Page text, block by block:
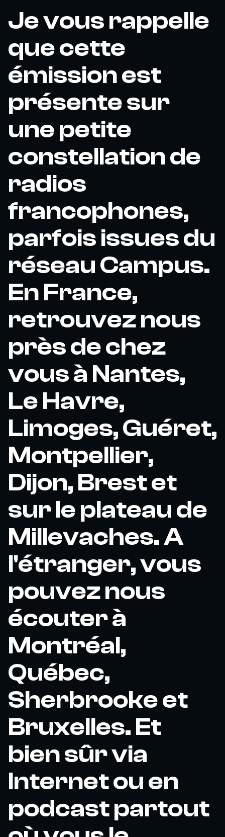
Je vous rappelle
que cette
émission est
présente sur
une petite
constellation de
radios
francophones,
parfois issues du
réseau Campus.
En France,
retrouvez nous
près de chez
vous à Nantes,
Le Havre,
Limoges, Guéret,
Montpellier,
Dijon, Brest et
sur le plateau de
Millevaches. A
l'étranger, vous
pouvez nous
écouter à
Montréal,
Québec,
Sherbrooke et
Bruxelles. Et
bien sûr via
Internet ou en
podcast partout